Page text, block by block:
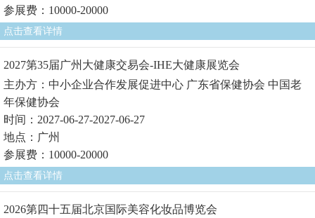
参展费：10000-20000
点击查看详情
2027第35届广州大健康交易会-IHE大健康展览会
主办方：中小企业合作发展促进中心 广东省保健协会 中国老
年保健协会
时间：2027-06-27-2027-06-27
地点：广州
参展费：10000-20000
点击查看详情
2026第四十五届北京国际美容化妆品博览会